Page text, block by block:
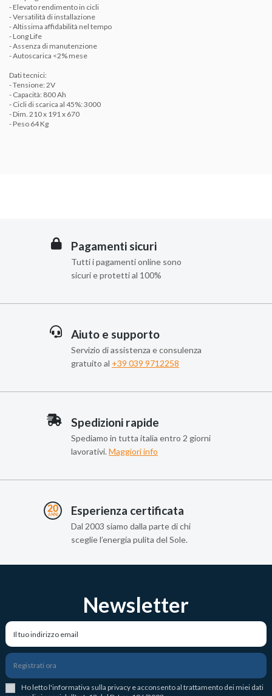
- Elevato rendimento in cicli
- Versatilità di installazione
- Altissima affidabilità nel tempo
- Long Life
- Assenza di manutenzione
- Autoscarica <2% mese
Dati tecnici:
- Tensione: 2V
- Capacità: 800 Ah
- Cicli di scarica al 45%: 3000
- Dim. 210 x 191 x 670
- Peso 64 Kg
Pagamenti sicuri
Tutti i pagamenti online sono
sicuri e protetti al 100%
Aiuto e supporto
Servizio di assistenza e consulenza
gratuito al +39 039 9712258
Spedizioni rapide
Spediamo in tutta italia entro 2 giorni
lavorativi. Maggiori info
Esperienza certificata
Dal 2003 siamo dalla parte di chi
sceglie l’energia pulita del Sole.
Newsletter
Registrati ora
Ho letto l'informativa sulla privacy e acconsento al trattamento dei miei dati